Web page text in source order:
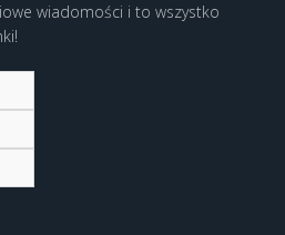
wiadomości i to wszystko